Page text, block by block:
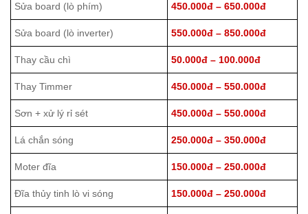
Sửa board (lò phím) 450.000đ – 650.000đ
Sửa board (lò inverter) 550.000đ – 850.000đ
Thay cầu chì 50.000đ – 100.000đ
Thay Timmer 450.000đ – 550.000đ
Sơn + xử lý rỉ sét 450.000đ – 550.000đ
Lá chắn sóng 250.000đ – 350.000đ
Moter đĩa 150.000đ – 250.000đ
Đĩa thủy tinh lò vi sóng 150.000đ – 250.000đ